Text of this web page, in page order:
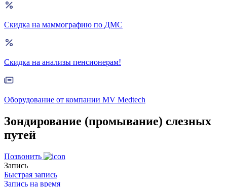
Скидка на маммографию по ДМС
Скидка на анализы пенсионерам!
Оборудование от компании MV Medtech
Зондирование (промывание) слезных
путей
Позвонить
Запись
Быстрая запись
Запись на время